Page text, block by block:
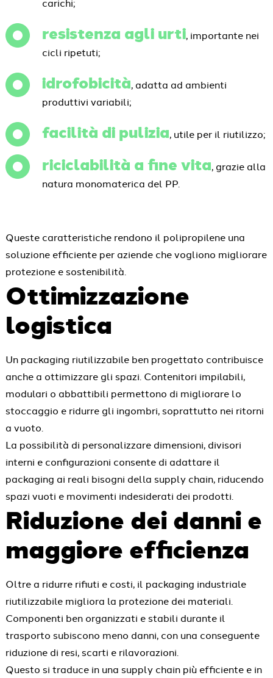
resistenza agli urti, importante nei
cicli ripetuti;
idrofobicità, adatta ad ambienti
produttivi variabili;
facilità di pulizia, utile per il riutilizzo;
riciclabilità a fine vita, grazie alla
natura monomaterica del PP.
Queste caratteristiche rendono il polipropilene una
soluzione efficiente per aziende che vogliono migliorare
protezione e sostenibilità.
Ottimizzazione
logistica
Un packaging riutilizzabile ben progettato contribuisce
anche a ottimizzare gli spazi. Contenitori impilabili,
modulari o abbattibili permettono di migliorare lo
stoccaggio e ridurre gli ingombri, soprattutto nei ritorni
a vuoto.
La possibilità di personalizzare dimensioni, divisori
interni e configurazioni consente di adattare il
packaging ai reali bisogni della supply chain, riducendo
spazi vuoti e movimenti indesiderati dei prodotti.
Riduzione dei danni e
maggiore efficienza
Oltre a ridurre rifiuti e costi, il packaging industriale
riutilizzabile migliora la protezione dei materiali.
Componenti ben organizzati e stabili durante il
trasporto subiscono meno danni, con una conseguente
riduzione di resi, scarti e rilavorazioni.
Questo si traduce in una supply chain più efficiente e in